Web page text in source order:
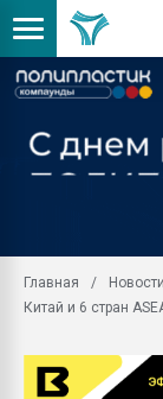
Главная
Новости
Китай и 6 стран